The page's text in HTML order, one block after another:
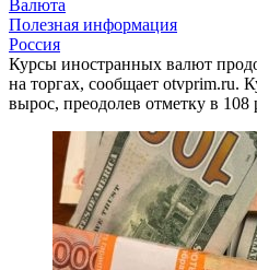
Валюта
Полезная информация
Россия
Курсы иностранных валют
на торгах, сообщает otvprim.ru.
вырос, преодолев отметку в